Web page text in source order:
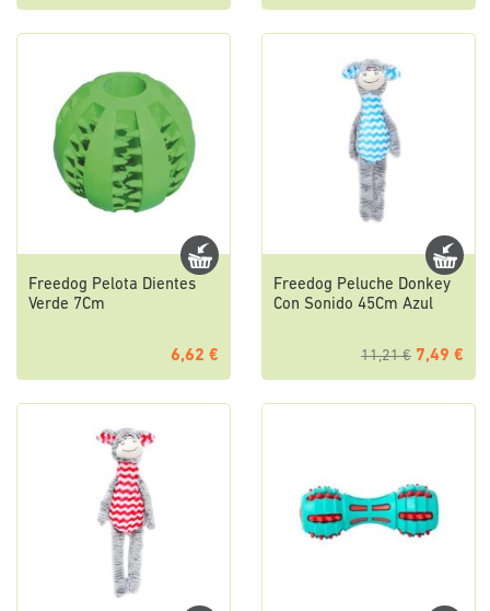
Freedog Pelota Dientes
Verde 7Cm
6,62 €
Freedog Peluche Donkey
Con Sonido 45Cm Azul
11,21 € 7,49 €